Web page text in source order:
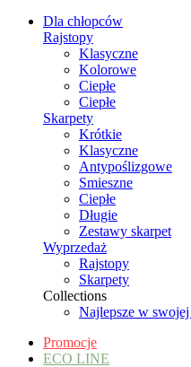
Dla chłopców
Rajstopy
Klasyczne
Kolorowe
Ciepłe
Ciepłe
Skarpety
Krótkie
Klasyczne
Antypoślizgowe
Smieszne
Ciepłe
Długie
Zestawy skarpet
Wyprzedaż
Rajstopy
Skarpety
Collections
Najlepsze w
Promocje
ECO LINE